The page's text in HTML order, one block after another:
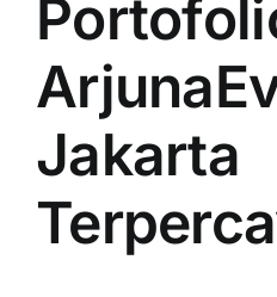
Jakarta